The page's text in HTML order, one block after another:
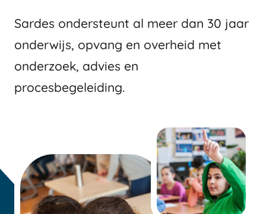
Sardes ondersteunt al meer dan 30 jaar
onderwijs, opvang en overheid met
onderzoek, advies en
procesbegeleiding.